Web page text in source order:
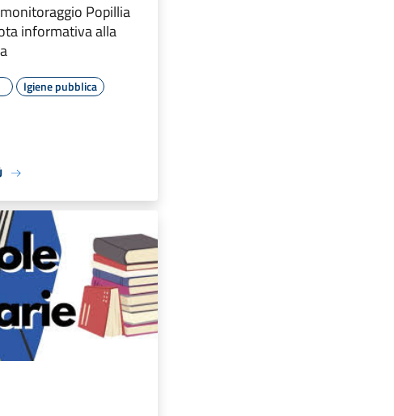
Popillia
informativa alla
Igiene pubblica